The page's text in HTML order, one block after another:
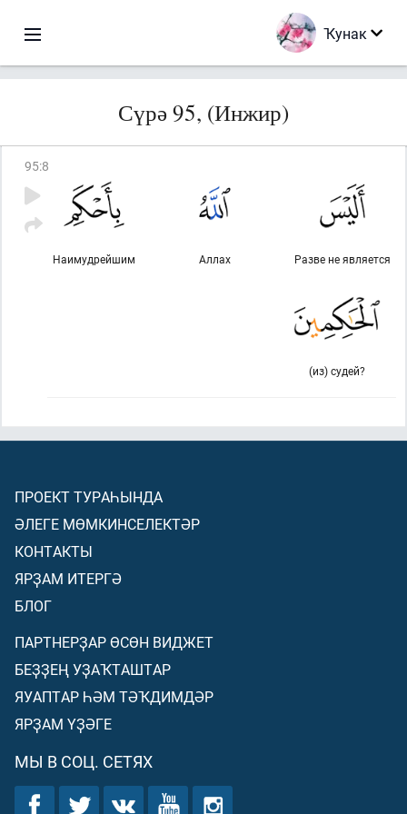
Ҡунак
Сүрә 95, (Инжир)
95:8
Разве не является
Аллах
Наимудрейшим
(из) судей?
ПРОЕКТ ТУРАҺЫНДА
ӘЛЕГЕ МӨМКИНСЕЛЕКТӘР
КОНТАКТЫ
ЯРҘАМ ИТЕРГӘ
БЛОГ
ПАРТНЕРҘАР ӨСӨН ВИДЖЕТ
БЕҘҘЕҢ УҘАҠТАШТАР
ЯУАПТАР ҺӘМ ТӘҠДИМДӘР
ЯРҘАМ ҮҘӘГЕ
МЫ В СОЦ. СЕТЯХ